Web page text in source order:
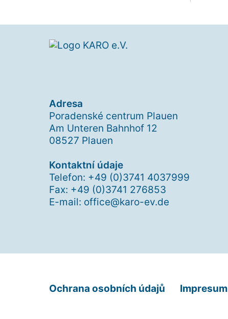
Adresa
Poradenské centrum Plauen
Am Unteren Bahnhof 12
08527 Plauen
Kontaktní údaje
Telefon: +49 (0)3741 4037999
Fax: +49 (0)3741 276853
E-mail: office@karo-ev.de
Ochrana osobních údajů Impresum